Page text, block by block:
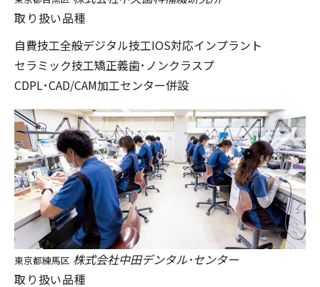
取り扱い品種
自費技工全般デジタル技工IOS対応インプラント
セラミック技工矯正義歯･ノンクラスプ
CDPL･CAD/CAM加工センター併設
東京都練馬区 株式会社中田デンタル･センター
取り扱い品種